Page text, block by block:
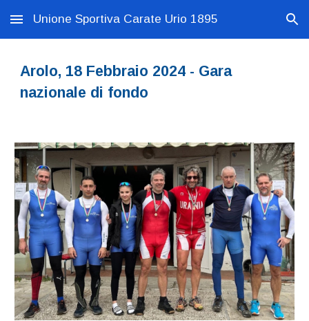
Skip to main content Skip to navigation
Unione Sportiva Carate Urio 1895
Arolo, 18 Febbraio 2024 - Gara
nazionale di fondo